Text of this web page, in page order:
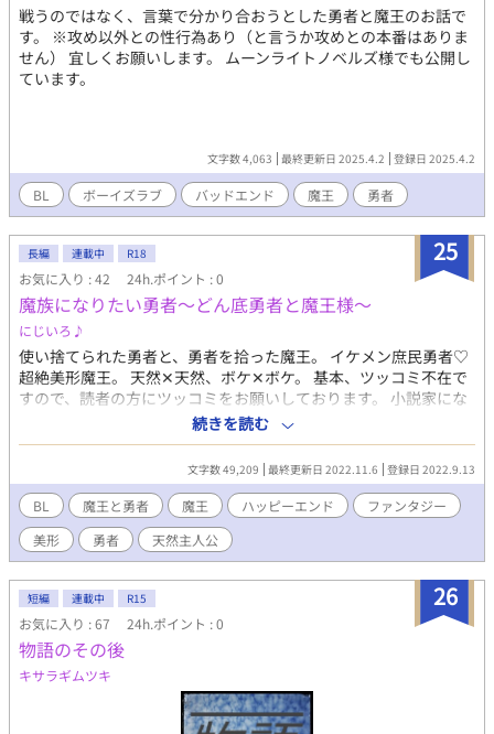
戦うのではなく、言葉で分かり合おうとした勇者と魔王のお話で
す。 ※攻め以外との性行為あり（と言うか攻めとの本番はありま
せん） 宜しくお願いします。 ムーンライトノベルズ様でも公開し
ています。
文字数 4,063 最終更新日 2025.4.2 登録日 2025.4.2
BL ボーイズラブ バッドエンド 魔王 勇者
25
長編 連載中 R18
お気に入り : 42 24h.ポイント : 0
魔族になりたい勇者〜どん底勇者と魔王様〜
にじいろ♪
使い捨てられた勇者と、勇者を拾った魔王。 イケメン庶民勇者♡
超絶美形魔王。 天然✕天然、ボケ✕ボケ。 基本、ツッコミ不在で
すので、読者の方にツッコミをお願いしております。 小説家にな
ろう様でも投稿してますが、その改定版となります。 R18 BL
でございます。 ご注意ください。
続きを読む
文字数 49,209 最終更新日 2022.11.6 登録日 2022.9.13
BL 魔王と勇者 魔王 ハッピーエンド
ファンタジー
美形
勇者 天然主人公
26
短編 連載中 R15
お気に入り : 67 24h.ポイント : 0
物語のその後
キサラギムツキ